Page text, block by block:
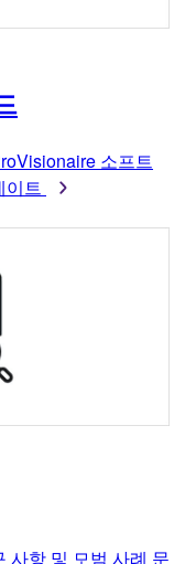
소프트
이트
사항 및 모범 사례 문